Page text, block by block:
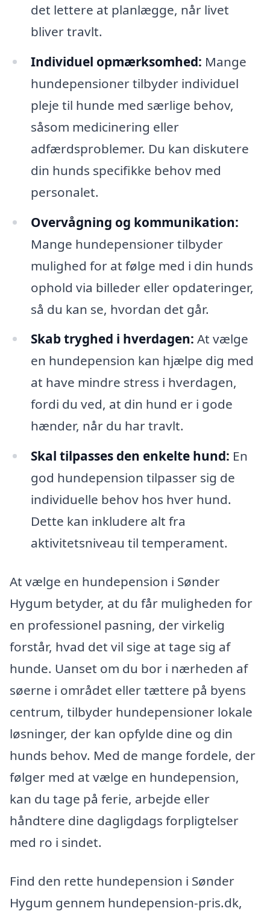
det lettere at planlægge, når livet
bliver travlt.
Individuel opmærksomhed: Mange
hundepensioner tilbyder individuel
pleje til hunde med særlige behov,
såsom medicinering eller
adfærdsproblemer. Du kan diskutere
din hunds specifikke behov med
personalet.
Overvågning og kommunikation:
Mange hundepensioner tilbyder
mulighed for at følge med i din hunds
ophold via billeder eller opdateringer,
så du kan se, hvordan det går.
Skab tryghed i hverdagen: At vælge
en hundepension kan hjælpe dig med
at have mindre stress i hverdagen,
fordi du ved, at din hund er i gode
hænder, når du har travlt.
Skal tilpasses den enkelte hund: En
god hundepension tilpasser sig de
individuelle behov hos hver hund.
Dette kan inkludere alt fra
aktivitetsniveau til temperament.
At vælge en hundepension i Sønder
Hygum betyder, at du får muligheden for
en professionel pasning, der virkelig
forstår, hvad det vil sige at tage sig af
hunde. Uanset om du bor i nærheden af
søerne i området eller tættere på byens
centrum, tilbyder hundepensioner lokale
løsninger, der kan opfylde dine og din
hunds behov. Med de mange fordele, der
følger med at vælge en hundepension,
kan du tage på ferie, arbejde eller
håndtere dine dagligdags forpligtelser
med ro i sindet.
Find den rette hundepension i Sønder
Hygum gennem hundepension-pris.dk,